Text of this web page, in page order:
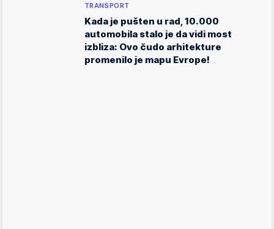
TRANSPORT
Kada je pušten u rad, 10.000
automobila stalo je da vidi most
izbliza: Ovo čudo arhitekture
promenilo je mapu Evrope!